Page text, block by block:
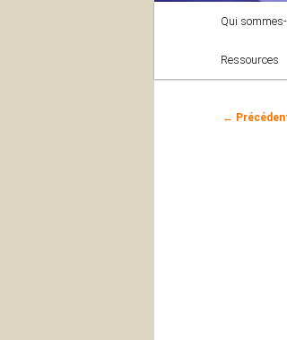
Qui
Ressources
Navigation
←